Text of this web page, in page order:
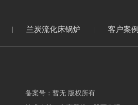
兰炭流化床锅炉 客户案例
备案号：暂无 版权所有